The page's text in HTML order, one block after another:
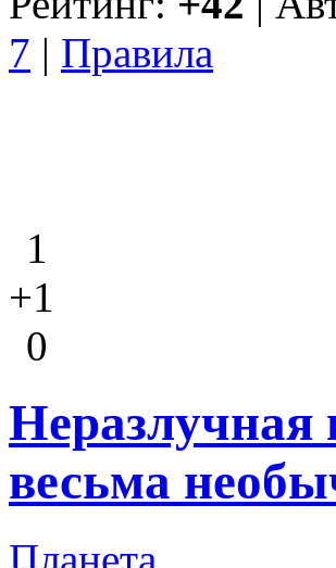
7 | Правила
1
+1
0
Неразлучная
весьма
Планета